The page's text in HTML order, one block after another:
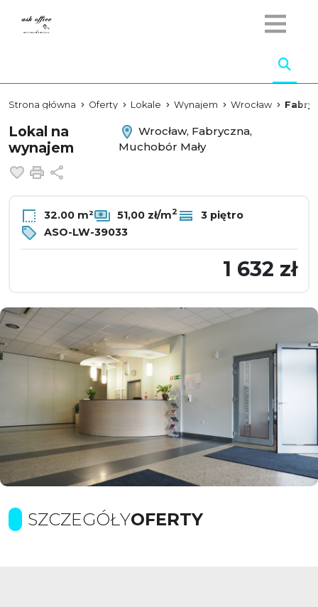
Strona główna Oferty Lokale Wynajem Wrocław
Lokal na
wynajem
Wrocław, Fabryczna,
Muchobór Mały
Dodaj do ulubionych
Drukuj
32.00 m² 51,00 zł/m2
3 piętro
ASO-LW-39033
1 632 zł
SZCZEGÓŁYOFERTY